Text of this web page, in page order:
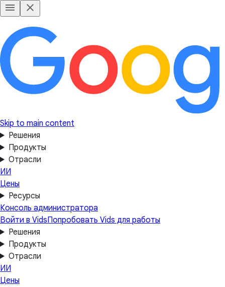
Skip to main content
Решения
Продукты
Отрасли
ИИ
Цены
Ресурсы
Консоль администратора
Войти в VidsПопробовать Vids для работы
Решения
Продукты
Отрасли
ИИ
Цены